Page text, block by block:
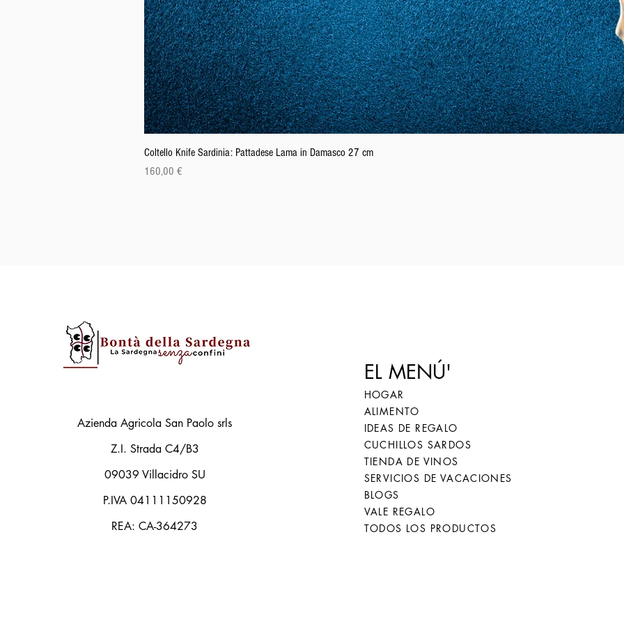
Coltello Knife Sardinia: Pattadese Lama in Damasco 27 cm
Precio
160,00 €
Azienda Agricola San Paolo srls
Z.I. Strada C4/B3
09039 Villacidro SU
P.IVA 04111150928
REA: CA-364273
EL MENÚ'
HOGAR
ALIMENTO
IDEAS DE REGALO
CUCHILLOS SARDOS
TIENDA DE VINOS
SERVICIOS DE VACACIONES
BLOGS
VALE REGALO
TODOS LOS PRODUCTOS